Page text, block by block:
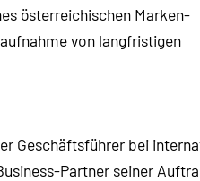
österreichischen Marken-
von langfristigen
Geschäftsführer bei
Partner seiner